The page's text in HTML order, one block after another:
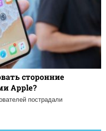
сторонние
Apple?
пострадали